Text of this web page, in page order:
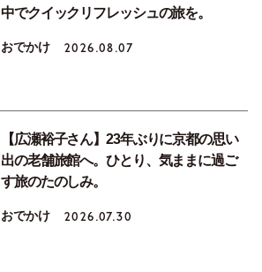
中でクイックリフレッシュの旅を。
おでかけ 2026.08.07
【広瀬裕子さん】23年ぶりに京都の思い
出の老舗旅館へ。ひとり、気ままに過ご
す旅のたのしみ。
おでかけ 2026.07.30